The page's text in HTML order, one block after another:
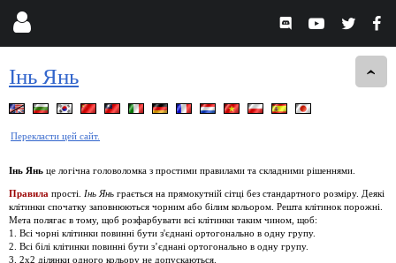
Інь Янь
Перекласти цей сайт.
Інь Янь це логічна головоломка з простими правилами та складними рішеннями.
Правила прості. Інь Янь грається на прямокутній сітці без стандартного розміру. Деякі
клітинки спочатку заповнюються чорним або білим кольором. Решта клітинок порожні.
Мета полягає в тому, щоб розфарбувати всі клітинки таким чином, щоб:
1. Всі чорні клітинки повинні бути з'єднані ортогонально в одну групу.
2. Всі білі клітинки повинні бути з’єднані ортогонально в одну групу.
3. 2x2 ділянки одного кольору не допускаються.